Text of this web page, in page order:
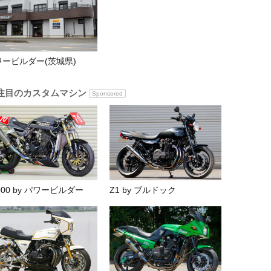
ービルダー(茨城県)
目のカスタムマシン Sponsored
by パワービルダー Z1 by ブルドック